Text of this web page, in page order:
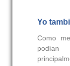
Yo
Como
podían